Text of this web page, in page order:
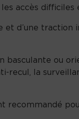
accès difficiles
et d’une
basculante ou
recul, la
recommandé